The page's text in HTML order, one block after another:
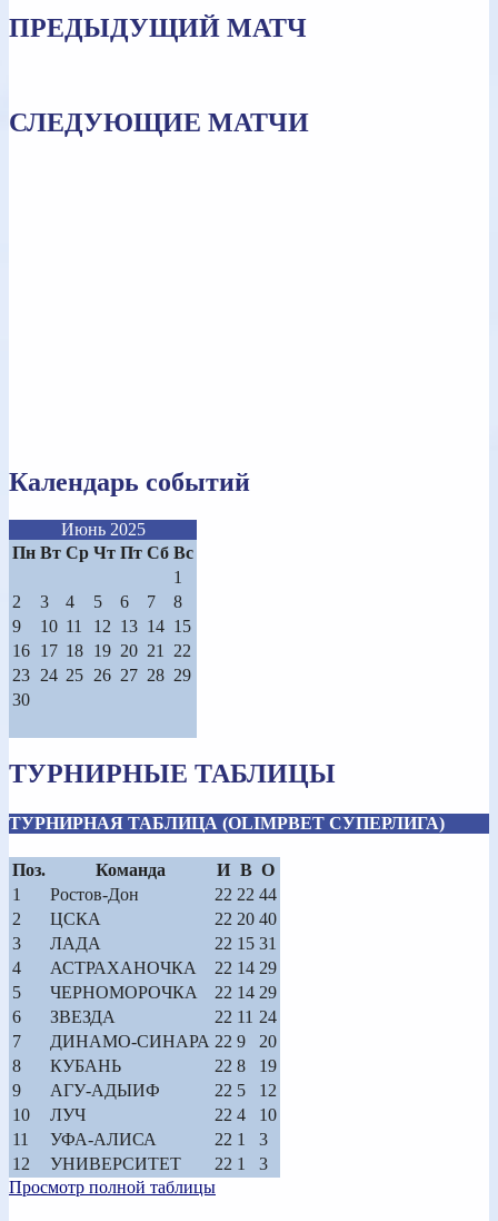
ПРЕДЫДУЩИЙ МАТЧ
СЛЕДУЮЩИЕ МАТЧИ
Календарь событий
Июнь 2025
Пн Вт Ср Чт Пт Сб Вс
1
2
3 4 5 6 7
8
9
10 11 12 13 14 15
16 17 18 19 20 21
22
23 24 25 26 27 28 29
30
ТУРНИРНЫЕ ТАБЛИЦЫ
ТУРНИРНАЯ ТАБЛИЦА (OLIMPBET СУПЕРЛИГА)
Поз. Команда И В О
1
Ростов-Дон 22 22 44
2
ЦСКА 22 20 40
3
ЛАДА 22 15 31
4
АСТРАХАНОЧКА 22 14 29
5
ЧЕРНОМОРОЧКА 22 14 29
6
ЗВЕЗДА 22 11 24
7
ДИНАМО-СИНАРА 22 9
20
8
КУБАНЬ 22 8
19
9
АГУ-АДЫИФ 22 5
12
10
ЛУЧ 22 4
10
11
УФА-АЛИСА 22 1
3
12
УНИВЕРСИТЕТ 22 1
3
Просмотр полной таблицы